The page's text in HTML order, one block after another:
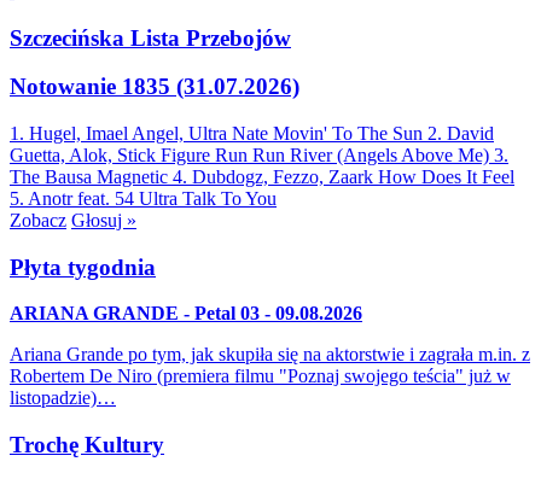
Szczecińska Lista Przebojów
Notowanie 1835 (31.07.2026)
1. Hugel, Imael Angel, Ultra Nate Movin' To The Sun 2. David
Guetta, Alok, Stick Figure Run Run River (Angels Above Me) 3.
The Bausa Magnetic 4. Dubdogz, Fezzo, Zaark How Does It Feel
5. Anotr feat. 54 Ultra Talk To You
Zobacz Głosuj »
Płyta tygodnia
ARIANA GRANDE - Petal 03 - 09.08.2026
Ariana Grande po tym, jak skupiła się na aktorstwie i zagrała m.in. z
Robertem De Niro (premiera filmu "Poznaj swojego teścia" już w
listopadzie)…
Trochę Kultury